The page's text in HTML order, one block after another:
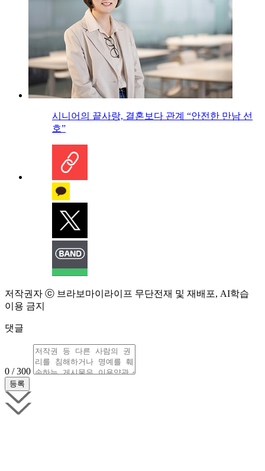
시니어의 끝사랑, 결혼보다 관계 “안전한 만남 선
호”
저작권자 ⓒ 브라보마이라이프 무단전재 및 재배포, AI학습
이용 금지
댓글
0 / 300